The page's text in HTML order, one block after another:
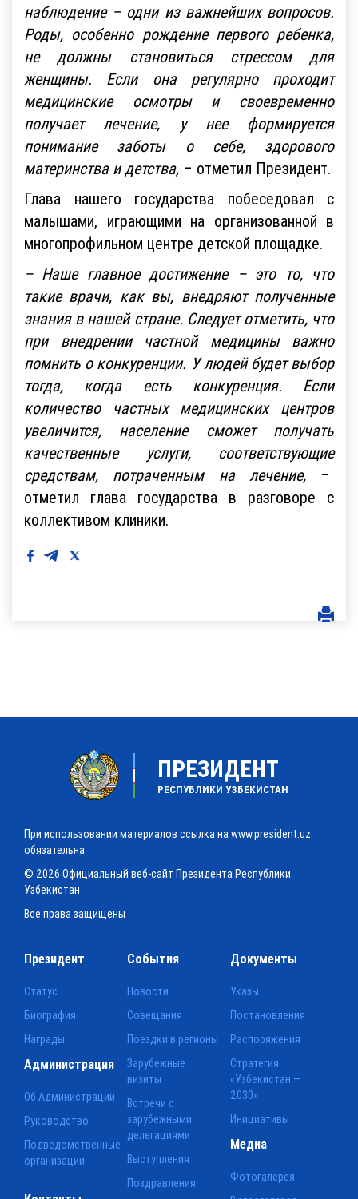
наблюдение – одни из важнейших вопросов.
Роды, особенно рождение первого ребенка,
не должны становиться стрессом для
женщины. Если она регулярно проходит
медицинские осмотры и своевременно
получает лечение, у нее формируется
понимание заботы о себе, здорового
материнства и детства, – отметил Президент.
Глава нашего государства побеседовал с
малышами, играющими на организованной в
многопрофильном центре детской площадке.
– Наше главное достижение – это то, что
такие врачи, как вы, внедряют полученные
знания в нашей стране. Следует отметить, что
при внедрении частной медицины важно
помнить о конкуренции. У людей будет выбор
тогда, когда есть конкуренция. Если
количество частных медицинских центров
увеличится, население сможет получать
качественные услуги, соответствующие
средствам, потраченным на лечение, –
отметил глава государства в разговоре с
коллективом клиники.
ПРЕЗИДЕНТ
РЕСПУБЛИКИ УЗБЕКИСТАН
При использовании материалов ссылка на www.president.uz
обязательна
© 2026 Официальный веб-сайт Президента Республики
Узбекистан
Все права защищены
Президент
Статус
Биография
Награды
События
Новости
Совещания
Поездки в регионы
Зарубежные
визиты
Встречи с
зарубежными
делегациями
Выступления
Поздравления
Документы
Указы
Постановления
Распоряжения
Стратегия
«Узбекистан —
2030»
Инициативы
Администрация
Об Администрации
Руководство
Подведомственные
организации
Медиа
Фотогалерея